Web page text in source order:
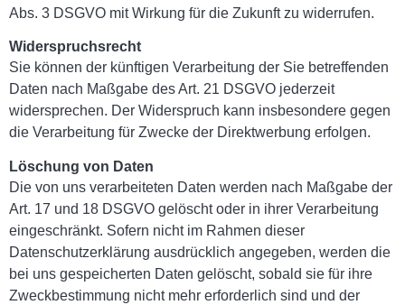
Abs. 3 DSGVO mit Wirkung für die Zukunft zu widerrufen.
Widerspruchsrecht
Sie können der künftigen Verarbeitung der Sie betreffenden
Daten nach Maßgabe des Art. 21 DSGVO jederzeit
widersprechen. Der Widerspruch kann insbesondere gegen
die Verarbeitung für Zwecke der Direktwerbung erfolgen.
Löschung von Daten
Die von uns verarbeiteten Daten werden nach Maßgabe der
Art. 17 und 18 DSGVO gelöscht oder in ihrer Verarbeitung
eingeschränkt. Sofern nicht im Rahmen dieser
Datenschutzerklärung ausdrücklich angegeben, werden die
bei uns gespeicherten Daten gelöscht, sobald sie für ihre
Zweckbestimmung nicht mehr erforderlich sind und der